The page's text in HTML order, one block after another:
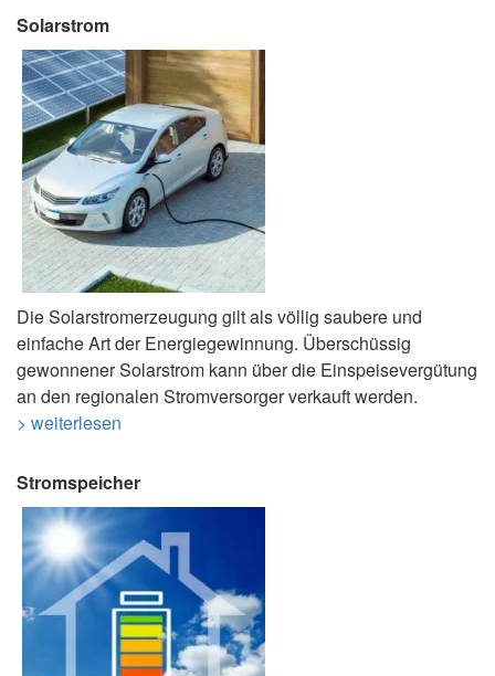
Solarstrom
Die Solarstromerzeugung gilt als völlig saubere und
einfache Art der Energiegewinnung. Überschüssig
gewonnener Solarstrom kann über die Einspeisevergütung
an den regionalen Stromversorger verkauft werden.
> weiterlesen
Stromspeicher